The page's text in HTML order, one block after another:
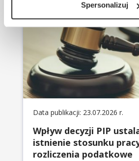
Spersonalizuj
Data publikacji: 23.07.2026 r.
Wpływ decyzji PIP
istnienie stosunku
rozliczenia podatkowe